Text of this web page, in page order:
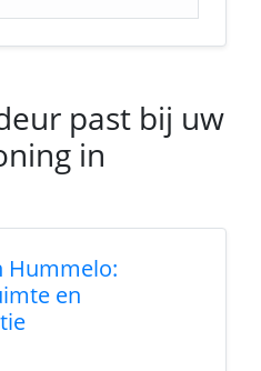
past bij uw
in
Hummelo:
en